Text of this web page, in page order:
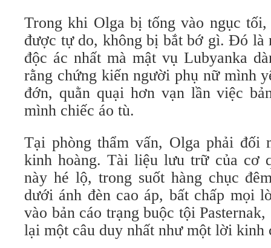
Trong khi Olga bị tống vào ngục tối,
được tự do, không bị bắt bớ gì. Đó là
độc ác nhất mà mật vụ Lubyanka
rằng chứng kiến người phụ nữ mình
đớn, quằn quại hơn vạn lần việc
mình chiếc áo tù.
Tại phòng thẩm vấn, Olga phải đối
kinh hoàng. Tài liệu lưu trữ của cơ
này hé lộ, trong suốt hàng chục
dưới ánh đèn cao áp, bất chấp mọi
vào bản cáo trạng buộc tội
lại một câu duy nhất như một lời kinh